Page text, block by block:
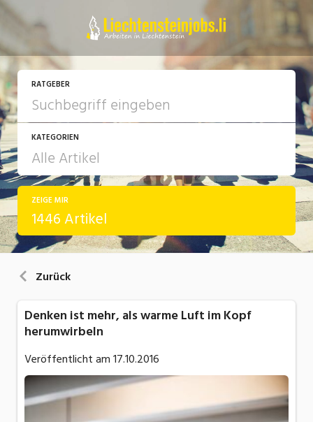
RATGEBER
KATEGORIEN
Arbeit
Ausbildung / Weiterbildung
ZEIGE MIR
1446 Artikel
Zurück
Denken ist mehr, als warme Luft im Kopf
herumwirbeln
Veröffentlicht am17.10.2016